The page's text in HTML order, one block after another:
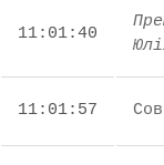
11:01:40
11:01:57